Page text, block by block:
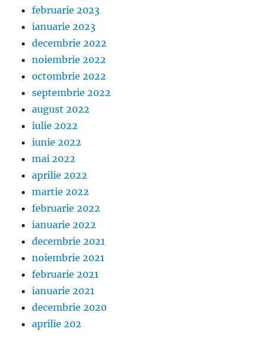
februarie 2023
ianuarie 2023
decembrie 2022
noiembrie 2022
octombrie 2022
septembrie 2022
august 2022
iulie 2022
iunie 2022
mai 2022
aprilie 2022
martie 2022
februarie 2022
ianuarie 2022
decembrie 2021
noiembrie 2021
februarie 2021
ianuarie 2021
decembrie 2020
aprilie 202